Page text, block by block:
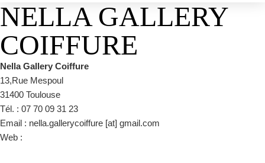
NELLA GALLERY
COIFFURE
Nella Gallery Coiffure
13,Rue Mespoul
31400 Toulouse
Tél. : 07 70 09 31 23
Email : nella.gallerycoiffure [at] gmail.com
Web :